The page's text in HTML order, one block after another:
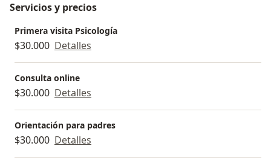
Servicios y precios
Primera visita Psicología
$30.000 Detalles
Consulta online
$30.000 Detalles
Orientación para padres
$30.000 Detalles